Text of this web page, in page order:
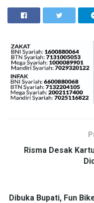
Risma Desak
Dibuka Bupati, Fun